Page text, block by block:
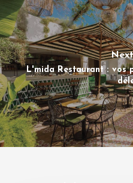
L'mida Restaurant : vos